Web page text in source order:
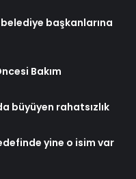
belediye başkanlarına
Bakım
büyüyen rahatsızlık
yine o isim var